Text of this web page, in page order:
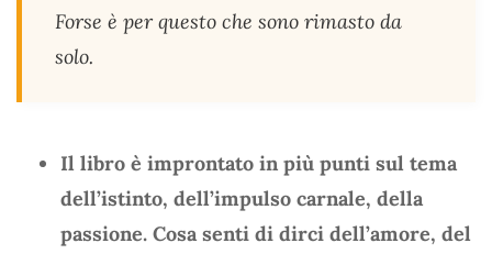
Forse è per questo che sono rimasto da
solo.
Il libro è improntato in più punti sul tema
dell’istinto, dell’impulso carnale, della
passione. Cosa senti di dirci dell’amore, del